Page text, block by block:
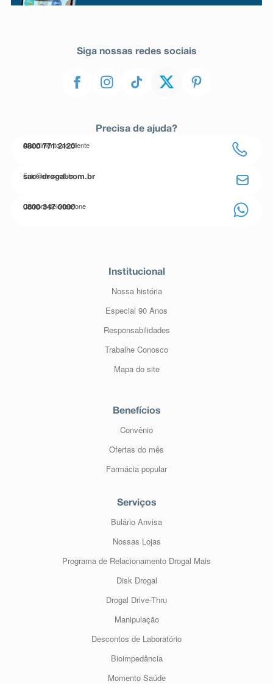
Siga nossas redes sociais
Precisa de ajuda?
Atendimento ao cliente
0800 771 2120
Entre em contato
sac@drogal.com.br
Compre pelo telefone
0800 347 0000
Institucional
Nossa história
Especial 90 Anos
Responsabilidades
Trabalhe Conosco
Mapa do site
Benefícios
Convênio
Ofertas do mês
Farmácia popular
Serviços
Bulário Anvisa
Nossas Lojas
Programa de Relacionamento Drogal Mais
Disk Drogal
Drogal Drive-Thru
Manipulação
Descontos de Laboratório
Bioimpedância
Momento Saúde